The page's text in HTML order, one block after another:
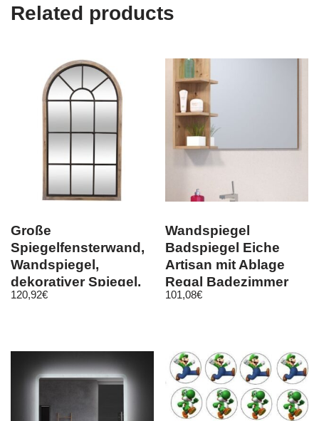
Related products
Große
Spiegelfensterwand,
Wandspiegel,
dekorativer Spiegel,
rustikaler Spiegel
120,92€
Wandspiegel
Badspiegel Eiche
Artisan mit Ablage
Regal Badezimmer
Möbel 79×67 Geo
101,08€